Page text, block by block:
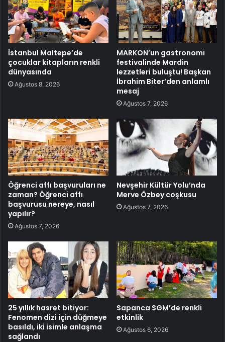
İstanbul Maltepe’de
çocuklar kitapların renkli
dünyasında
Ağustos 8, 2026
MARKON’un gastronomi
festivalinde Mardin
lezzetleri buluştu! Başkan
İbrahim Biter’den anlamlı
mesaj
Ağustos 7, 2026
Öğrenci affı başvuruları ne
zaman? Öğrenci affı
başvurusu nereye, nasıl
yapılır?
Ağustos 7, 2026
Nevşehir Kültür Yolu’nda
Merve Özbey coşkusu
Ağustos 7, 2026
25 yıllık hasret bitiyor:
Fenomen dizi için düğmeye
basıldı, iki isimle anlaşma
sağlandı
Sapanca SGM’de renkli
etkinlik
Ağustos 6, 2026